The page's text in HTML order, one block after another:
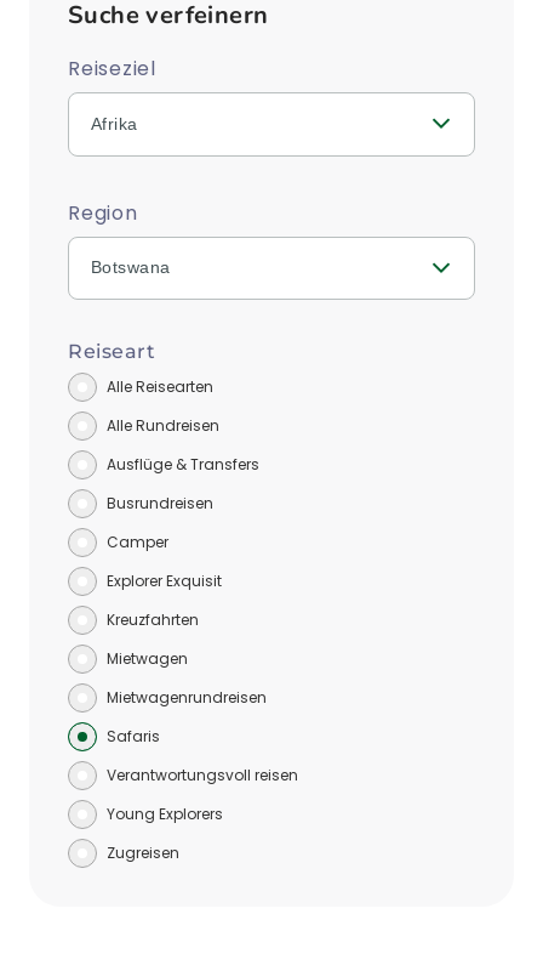
Suche verfeinern
Reiseziel
Afrika
Region
Botswana
Reiseart
Alle Reisearten
Alle Rundreisen
Ausflüge & Transfers
Busrundreisen
Camper
Explorer Exquisit
Kreuzfahrten
Mietwagen
Mietwagenrundreisen
Safaris
Verantwortungsvoll reisen
Young Explorers
Zugreisen